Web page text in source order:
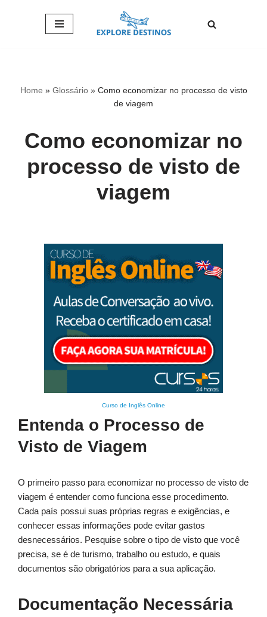
Home » Glossário» Como economizar no processo de visto
de viagem
Como economizar no
processo de visto de
viagem
Curso de Inglês Online
Entenda o Processo de
Visto de Viagem
O primeiro passo para economizar no processo de visto de
viagem é entender como funciona esse procedimento.
Cada país possui suas próprias regras e exigências, e
conhecer essas informações pode evitar gastos
desnecessários. Pesquise sobre o tipo de visto que você
precisa, se é de turismo, trabalho ou estudo, e quais
documentos são obrigatórios para a sua aplicação.
Documentação Necessária